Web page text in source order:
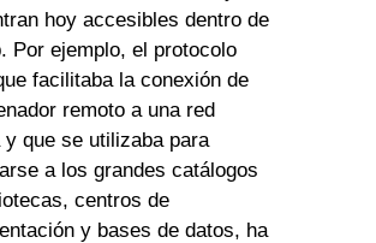
hoy accesibles dentro de
Por ejemplo, el protocolo
facilitaba la conexión de
remoto a una red
y que se utilizaba para
a los grandes catálogos
centros de
y bases de datos, ha